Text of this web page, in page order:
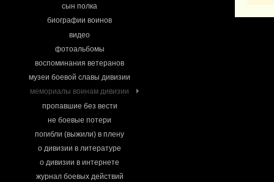
сын полка
биографии воинов
видео
фотоальбомы
воспоминания ветеранов
музеи боевой славы дивизии
мемориалы воинам дивизии
пропавшие без вести
не боевые потери
погибли (выжили) в плену
о дивизии в литературе
о дивизии в интернете
журнал боевых действий